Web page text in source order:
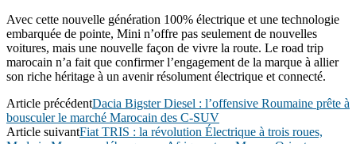
Avec cette nouvelle génération 100% électrique et une technologie
embarquée de pointe, Mini n’offre pas seulement de nouvelles
voitures, mais une nouvelle façon de vivre la route. Le road trip
marocain n’a fait que confirmer l’engagement de la marque à allier
son riche héritage à un avenir résolument électrique et connecté.
Article précédentDacia Bigster Diesel : l’offensive Roumaine prête à
bousculer le marché Marocain des C-SUV
Article suivantFiat TRIS : la révolution Électrique à trois roues,